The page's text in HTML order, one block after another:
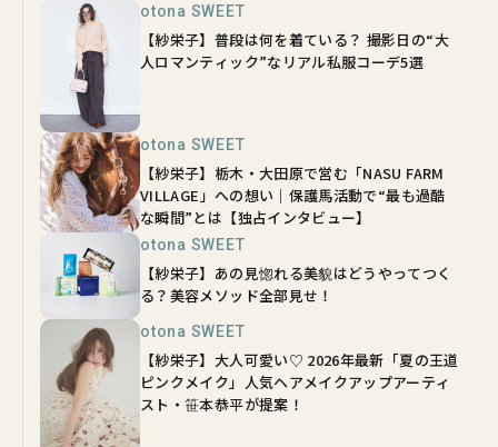
otona SWEET
【紗栄子】普段は何を着ている？ 撮影日の“大
人ロマンティック”なリアル私服コーデ5選
otona SWEET
【紗栄子】栃木・大田原で営む「NASU FARM
VILLAGE」への想い｜保護馬活動で“最も過酷
な瞬間”とは【独占インタビュー】
otona SWEET
【紗栄子】あの見惚れる美貌はどうやってつく
る？美容メソッド全部見せ！
otona SWEET
【紗栄子】大人可愛い♡ 2026年最新「夏の王道
ピンクメイク」人気ヘアメイクアップアーティ
スト・笹本恭平が提案！